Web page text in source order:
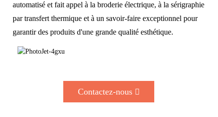
automatisé et fait appel à la broderie électrique, à la sérigraphie
par transfert thermique et à un savoir-faire exceptionnel pour
garantir des produits d'une grande qualité esthétique.
Contactez-nous